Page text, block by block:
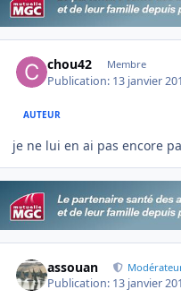
chou42 Membre
Publication: 13 janvier
AUTEUR
je ne lui en ai pas encore
assouan
Publication: 13 janvier